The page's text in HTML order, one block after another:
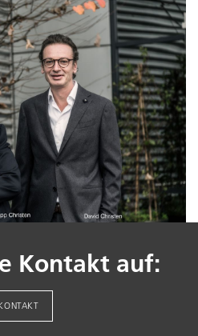
Kontakt auf: